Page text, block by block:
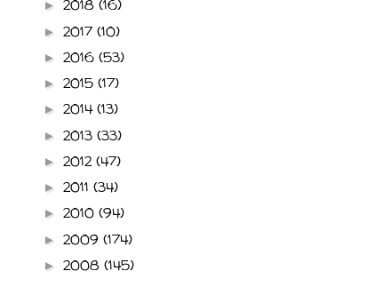
► 2018 (16)
► 2017 (10)
► 2016 (53)
► 2015 (17)
► 2014(13)
► 2013 (33)
► 2012(47)
► 2011 (34)
► 2010 (94)
► 2009 (174)
► 2008 (145)